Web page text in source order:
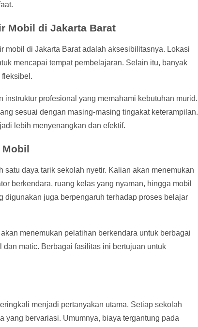
Mobil di Jakarta Barat
mobil di Jakarta Barat adalah aksesibilitasnya. Lokasi
mencapai tempat pembelajaran. Selain itu, banyak
profesional yang memahami kebutuhan murid.
sesuai dengan masing-masing tingakat keterampilan.
lebih menyenangkan dan efektif.
Mobil
satu daya tarik sekolah nyetir. Kalian akan menemukan
berkendara, ruang kelas yang nyaman, hingga mobil
digunakan juga berpengaruh terhadap proses belajar
menemukan pelatihan berkendara untuk berbagai
matic. Berbagai fasilitas ini bertujuan untuk
menjadi pertanyakan utama. Setiap sekolah
yang bervariasi. Umumnya, biaya tergantung pada